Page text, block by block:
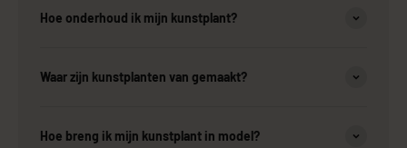
Hoe onderhoud ik mijn kunstplant?
Waar zijn kunstplanten van gemaakt?
Hoe breng ik mijn kunstplant in model?